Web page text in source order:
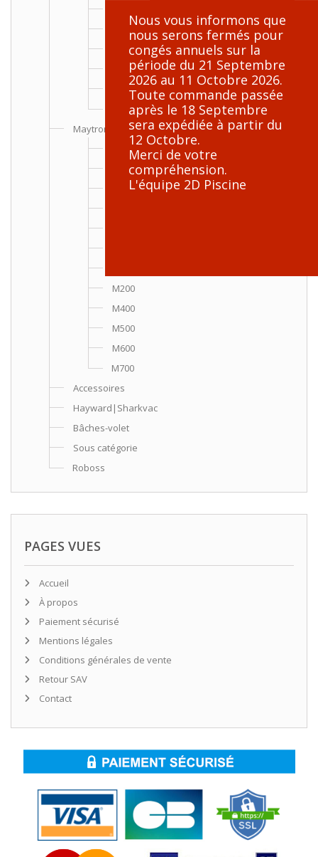
Robotech Evo 150 - Tobby
Robotech Evo 200 - Tobby Trail
Smartbot - Roboss Junior
Hurricane 3-5-7
Roboss Aquilus
Maytronics Dolphin
Caddy
S100
M200
M400
M500
M600
M700
Accessoires
Hayward|Sharkvac
Bâches-volet
Sous catégorie
Roboss
PAGES VUES
Accueil
À propos
Paiement sécurisé
Mentions légales
Conditions générales de vente
Retour SAV
Contact
Nous vous informons que
nous serons fermés pour
congés annuels sur la
période du 21 Septembre
2026 au 11 Octobre 2026.
Toute commande passée
après le 18 Septembre
sera expédiée à partir du
12 Octobre.
Merci de votre
compréhension.
L'équipe 2D Piscine